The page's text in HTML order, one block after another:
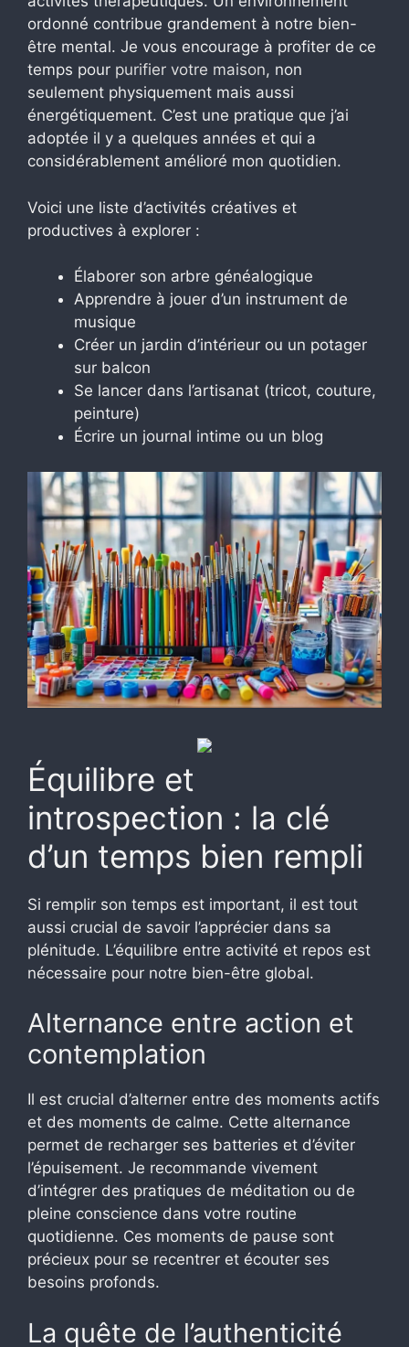
ordonné contribue grandement à notre bien-
être mental. Je vous encourage à profiter de ce
temps pour purifier votre maison, non
seulement physiquement mais aussi
énergétiquement. C’est une pratique que j’ai
adoptée il y a quelques années et qui a
considérablement amélioré mon quotidien.
Voici une liste d’activités créatives et
productives à explorer :
Élaborer son arbre généalogique
Apprendre à jouer d’un instrument de
musique
Créer un jardin d’intérieur ou un potager
sur balcon
Se lancer dans l’artisanat (tricot, couture,
peinture)
Écrire un journal intime ou un blog
Équilibre et
introspection : la clé
d’un temps bien rempli
Si remplir son temps est important, il est tout
aussi crucial de savoir l’apprécier dans sa
plénitude. L’équilibre entre activité et repos est
nécessaire pour notre bien-être global.
Alternance entre action et
contemplation
Il est crucial d’alterner entre des moments actifs
et des moments de calme. Cette alternance
permet de recharger ses batteries et d’éviter
l’épuisement. Je recommande vivement
d’intégrer des pratiques de méditation ou de
pleine conscience dans votre routine
quotidienne. Ces moments de pause sont
précieux pour se recentrer et écouter ses
besoins profonds.
La quête de l’authenticité